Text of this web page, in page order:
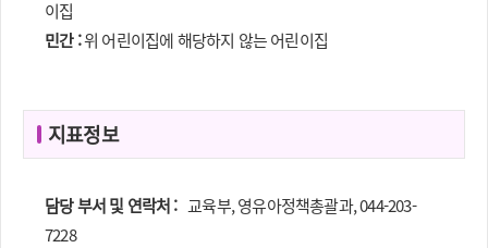
이집
민간 :위 어린이집에 해당하지 않는 어린이집
지표정보
담당 부서 및 연락처 : 교육부, 영유아정책총괄과, 044-203-
7228